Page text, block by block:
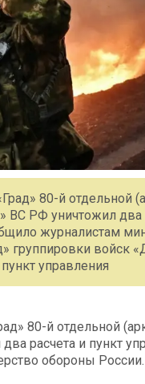
80-й отдельной
ВС РФ уничтожил два
журналистам
группировки войск
управления
80-й отдельной
расчета и пункт
обороны России.